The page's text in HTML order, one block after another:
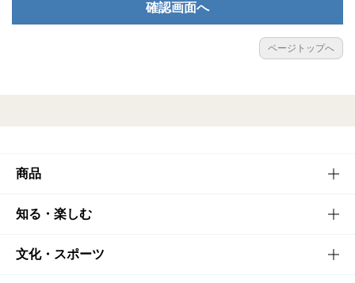
確認画面へ
ページトップへ
商品
商品TOP
商品一覧
知る・楽しむ
知る・楽しむTOP
文化・スポーツ